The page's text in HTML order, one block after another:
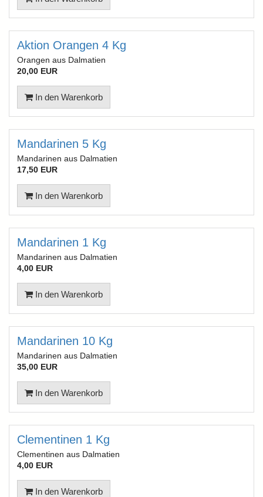
Aktion Orangen 4 Kg
Orangen aus Dalmatien
20,00 EUR
In den Warenkorb
Mandarinen 5 Kg
Mandarinen aus Dalmatien
17,50 EUR
In den Warenkorb
Mandarinen 1 Kg
Mandarinen aus Dalmatien
4,00 EUR
In den Warenkorb
Mandarinen 10 Kg
Mandarinen aus Dalmatien
35,00 EUR
In den Warenkorb
Clementinen 1 Kg
Clementinen aus Dalmatien
4,00 EUR
In den Warenkorb